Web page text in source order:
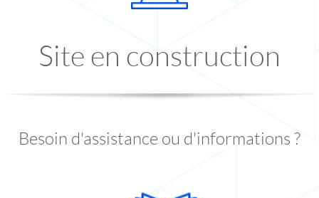
Site en construction
Besoin d'assistance ou d'informations ?